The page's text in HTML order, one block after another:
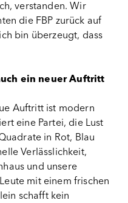
verstanden. Wir
die FBP zurück auf
bin überzeugt, dass
ein neuer Auftritt
Auftritt ist modern
eine Partei, die Lust
in Rot, Blau
Verlässlichkeit,
und unsere
mit einem frischen
schafft kein